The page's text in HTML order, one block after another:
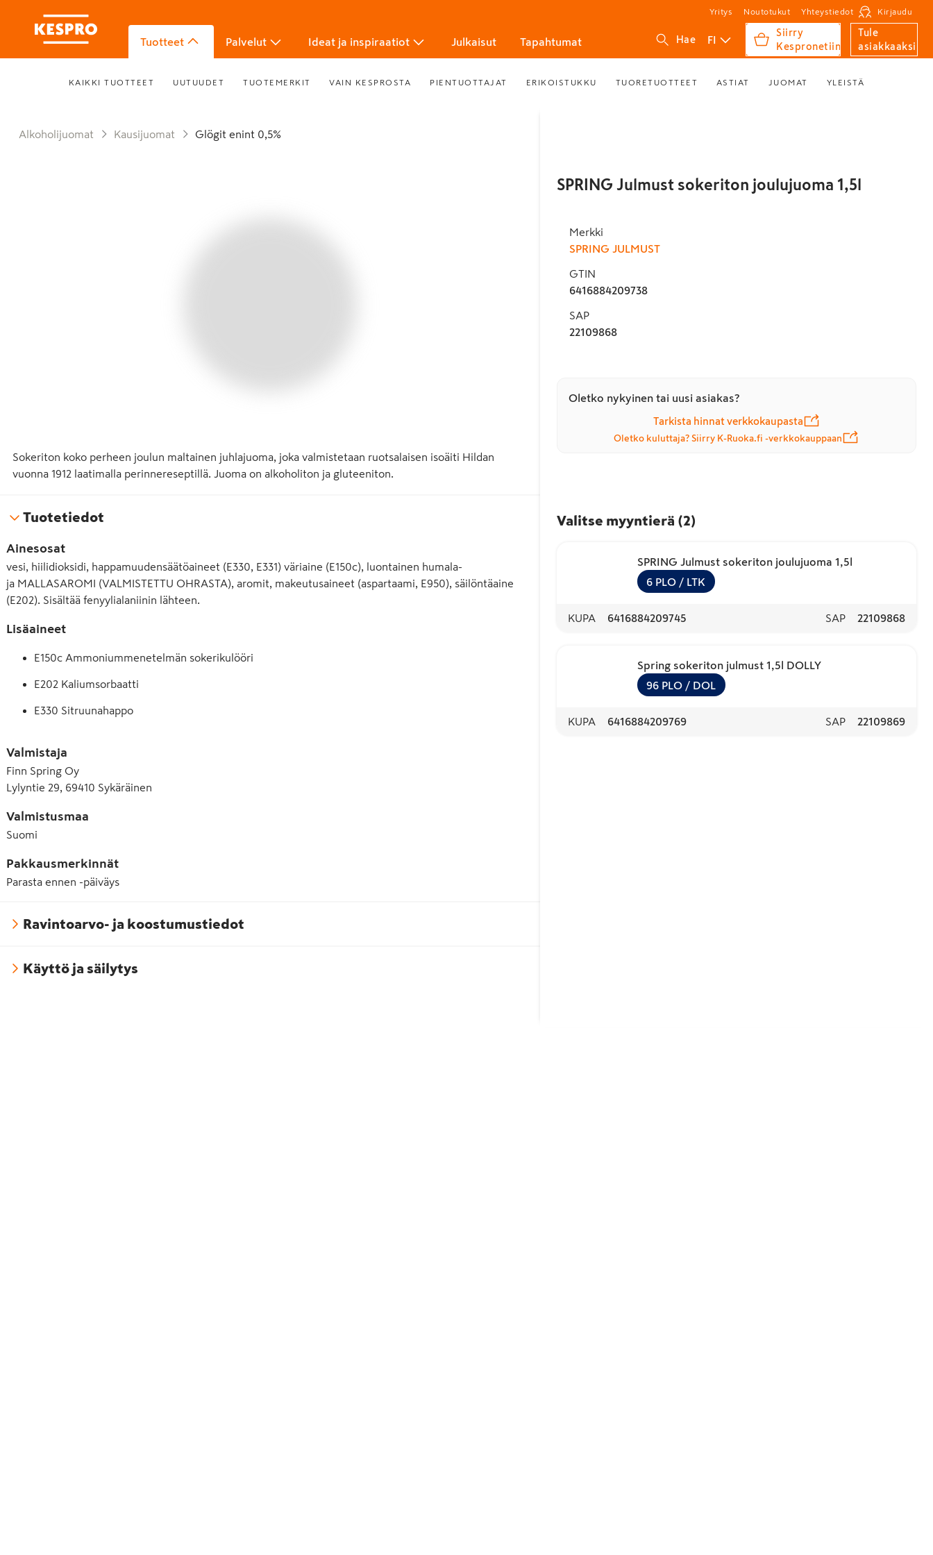
Yritys Noutotukut Yhteystiedot Kirjaudu
Tuotteet Palvelut Ideat ja inspiraatiot Julkaisut Tapahtumat Hae FI
Siirry
Kespronetiin
Tule
asiakkaaksi
KAIKKI TUOTTEET UUTUUDET TUOTEMERKIT VAIN KESPROSTA PIENTUOTTAJAT ERIKOISTUKKU TUORETUOTTEET ASTIAT JUOMAT YLEISTÄ
Alkoholijuomat Kausijuomat Glögit enint 0,5%
Sokeriton koko perheen joulun maltainen juhlajuoma, joka valmistetaan ruotsalaisen isoäiti Hildan
vuonna 1912 laatimalla perinnereseptillä. Juoma on alkoholiton ja gluteeniton.
Tuotetiedot
Ainesosat
vesi, hiilidioksidi, happamuudensäätöaineet (E330, E331) väriaine (E150c), luontainen humala-
ja MALLASAROMI (VALMISTETTU OHRASTA), aromit, makeutusaineet (aspartaami, E950), säilöntäaine
(E202). Sisältää fenyylialaniinin lähteen.
Lisäaineet
E150c Ammoniummenetelmän sokerikulööri
E202 Kaliumsorbaatti
E330 Sitruunahappo
E950 Asesulfaami K
E951 Aspartaami
Valmistaja
Finn Spring Oy
Lylyntie 29, 69410 Sykäräinen
Valmistusmaa
Suomi
Pakkausmerkinnät
Parasta ennen -päiväys
Ravintoarvo- ja koostumustiedot
Käyttö ja säilytys
SPRING Julmust sokeriton joulujuoma 1,5l
Merkki
SPRING JULMUST
GTIN
6416884209738
SAP
22109868
Oletko nykyinen tai uusi asiakas?
Tarkista hinnat verkkokaupasta
Oletko kuluttaja? Siirry K-Ruoka.fi -verkkokauppaan
Valitse myyntierä (2)
SPRING Julmust sokeriton joulujuoma 1,5l
6 PLO / LTK
KUPA 6416884209745 SAP 22109868
Spring sokeriton julmust 1,5l DOLLY
96 PLO / DOL
KUPA 6416884209769 SAP 22109869